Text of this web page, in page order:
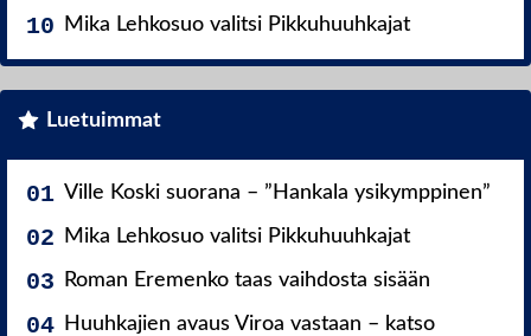
Mika Lehkosuo valitsi Pikkuhuuhkajat
Luetuimmat
Ville Koski suorana – ”Hankala ysikymppinen”
Mika Lehkosuo valitsi Pikkuhuuhkajat
Roman Eremenko taas vaihdosta sisään
Huuhkajien avaus Viroa vastaan – katso